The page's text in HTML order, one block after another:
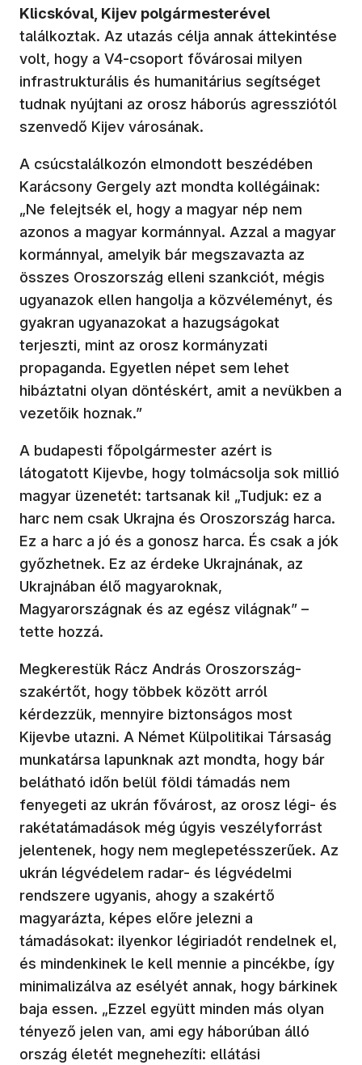
Klicskóval, Kijev polgármesterével
találkoztak. Az utazás célja annak áttekintése
volt, hogy a V4-csoport fővárosai milyen
infrastrukturális és humanitárius segítséget
tudnak nyújtani az orosz háborús agressziótól
szenvedő Kijev városának.
A csúcstalálkozón elmondott beszédében
Karácsony Gergely azt mondta kollégáinak:
„Ne felejtsék el, hogy a magyar nép nem
azonos a magyar kormánnyal. Azzal a magyar
kormánnyal, amelyik bár megszavazta az
összes Oroszország elleni szankciót, mégis
ugyanazok ellen hangolja a közvéleményt, és
gyakran ugyanazokat a hazugságokat
terjeszti, mint az orosz kormányzati
propaganda. Egyetlen népet sem lehet
hibáztatni olyan döntéskért, amit a nevükben a
vezetőik hoznak.”
A budapesti főpolgármester azért is
látogatott Kijevbe, hogy tolmácsolja sok millió
magyar üzenetét: tartsanak ki! „Tudjuk: ez a
harc nem csak Ukrajna és Oroszország harca.
Ez a harc a jó és a gonosz harca. És csak a jók
győzhetnek. Ez az érdeke Ukrajnának, az
Ukrajnában élő magyaroknak,
Magyarországnak és az egész világnak” –
tette hozzá.
Megkerestük Rácz András Oroszország-
szakértőt, hogy többek között arról
kérdezzük, mennyire biztonságos most
Kijevbe utazni. A Német Külpolitikai Társaság
munkatársa lapunknak azt mondta, hogy bár
belátható időn belül földi támadás nem
fenyegeti az ukrán fővárost, az orosz légi- és
rakétatámadások még úgyis veszélyforrást
jelentenek, hogy nem meglepetésszerűek. Az
ukrán légvédelem radar- és légvédelmi
rendszere ugyanis, ahogy a szakértő
magyarázta, képes előre jelezni a
támadásokat: ilyenkor légiriadót rendelnek el,
és mindenkinek le kell mennie a pincékbe, így
minimalizálva az esélyét annak, hogy bárkinek
baja essen. „Ezzel együtt minden más olyan
tényező jelen van, ami egy háborúban álló
ország életét megnehezíti: ellátási